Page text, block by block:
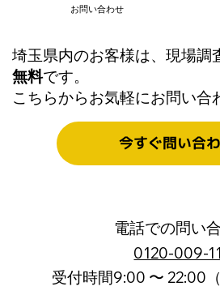
光回線の配管が通らない
決！実は業者が黙っている
きる解決法！
お問い合わせ
埼玉県内のお客様は、現場調
無料です。
こちらからお気軽にお問い合
今すぐ問い合
電話での問い
0120-009-
受付時間9:00 〜 22:00